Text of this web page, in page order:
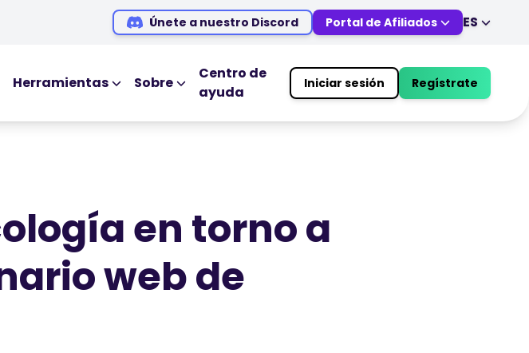
Únete a nuestro Discord Portal de Afiliados ES
EN
DE
MS
ZH
JA
AR
Herramientas
Webinars
Podcasts
Sobre
Centro de
ayuda
Iniciar sesión Regístrate
en torno a
web de